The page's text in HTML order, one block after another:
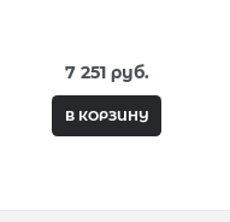
7 251 руб.
В КОРЗИНУ